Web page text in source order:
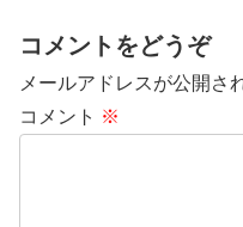
コメントをどうぞ
メールアドレスが公開さ
コメント ※